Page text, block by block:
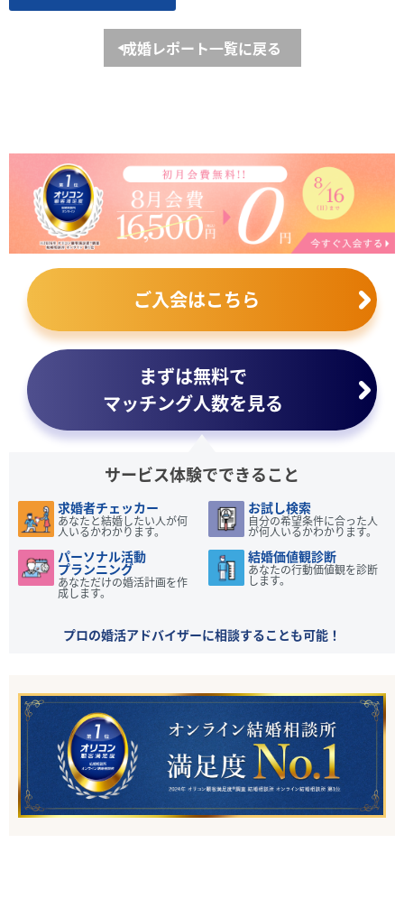
成婚レポート一覧に戻る
まずは無料で
マッチング人数を見る
ご入会はこちら
サービス体験でできること
求婚者チェッカー
あなたと結婚したい人が何
人いるかわかります。
お試し検索
自分の希望条件に合った人
が何人いるかわかります。
パーソナル活動
プランニング
あなただけの婚活計画を作
成します。
結婚価値観診断
あなたの行動価値観を診断
します。
プロの婚活アドバイザーに相談することも可能！